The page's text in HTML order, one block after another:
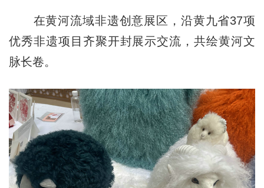
在黄河流域非遗创意展区，沿黄九省37项
优秀非遗项目齐聚开封展示交流，共绘黄河文
脉长卷。